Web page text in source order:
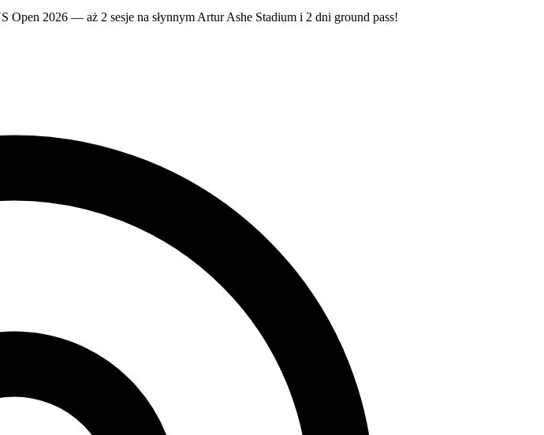
2026 — aż 2 sesje na słynnym Artur Ashe Stadium i 2 dni ground pass!